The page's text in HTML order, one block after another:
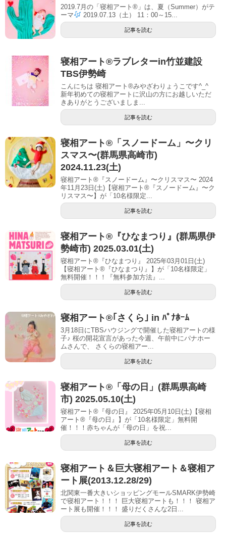
2019.7月の「寝相アート®」は、夏（Summer）がテ
ーマ
2019.07.13（土） 11：00～15...
記事を読む
寝相アート®︎ラブレターin竹並建設
TBS伊勢崎
こんにちは 寝相アート®︎みやざわりょうこです^_^
新年初めての寝相アートに沢山の方にお越しいただ
きありがとうございましま...
記事を読む
寝相アート®「スノードーム」〜クリ
スマス〜(群馬県高崎市)
2024.11.23(土)
寝相アート®『スノードーム』〜クリスマス〜 2024
年11月23日(土)【寝相アート®︎『スノードーム』〜ク
リスマス〜】が「10名様限定...
記事を読む
寝相アート®︎『ひなまつり』(群馬県伊
勢崎市) 2025.03.01(土)
寝相アート®『ひなまつり』 2025年03月01日(土)
【寝相アート®︎『ひなまつり』】が「10名様限定」
無料開催！！！『無料参加方法』...
記事を読む
寝相アート®｢さくら｣ in ﾊﾟﾅﾎｰﾑ
3月18日にTBSハウジングで開催した寝相アートの様
子♪ 桜の開花宣言があった今週、午前中にパナホー
ムさんで、 さくらの寝相アー...
記事を読む
寝相アート®「母の日」(群馬県高崎
市) 2025.05.10(土)
寝相アート®『母の日』 2025年05月10日(土)【寝相
アート®︎『母の日』】が「10名様限定」無料開
催！！！赤ちゃんが「母の日」を祝...
記事を読む
寝相アート＆巨大寝相アート＆寝相ア
ート展(2013.12.28/29)
北関東一番大きいショッピングモールSMARK伊勢崎
で寝相アート！！！ 巨大寝相アートも！！！ 寝相ア
ート展も開催！！！ 盛りだくさんな2日...
記事を読む